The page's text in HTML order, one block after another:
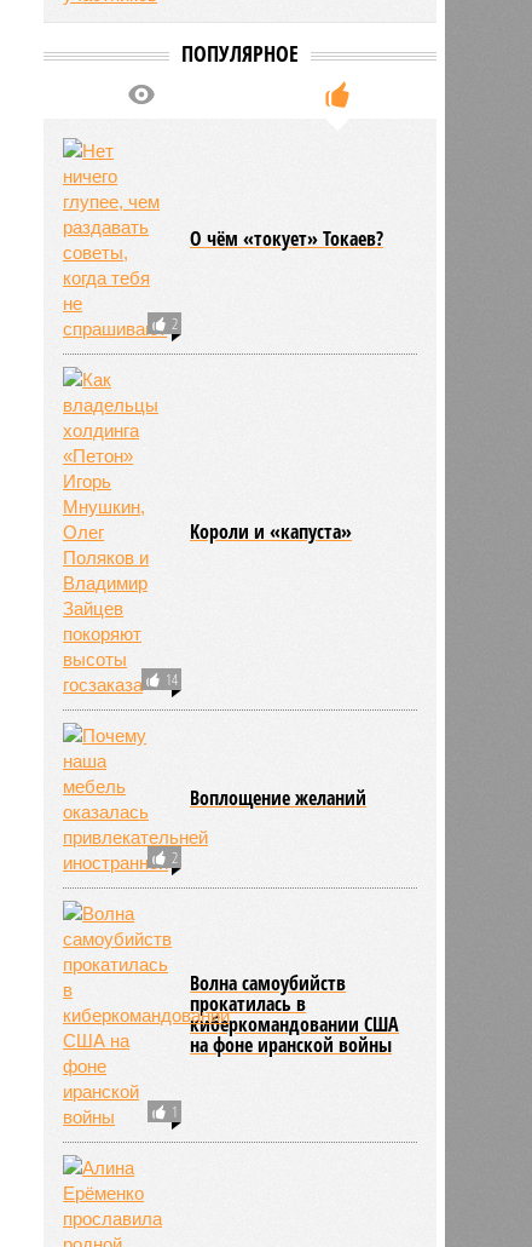
ПОПУЛЯРНОЕ
2
О чём «токует» Токаев?
14
Kороли и «капуста»
2
Воплощение желаний
1
Волна самоубийств
прокатилась в
киберкомандовании США
на фоне иранской войны